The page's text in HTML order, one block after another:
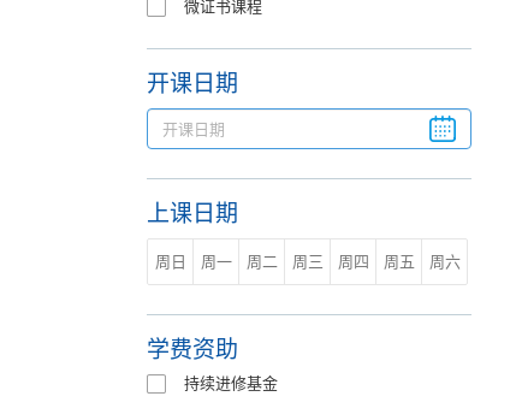
微证书课程
开课日期
上课日期
周日 周一 周二 周三 周四 周五 周六
学费资助
持续进修基金